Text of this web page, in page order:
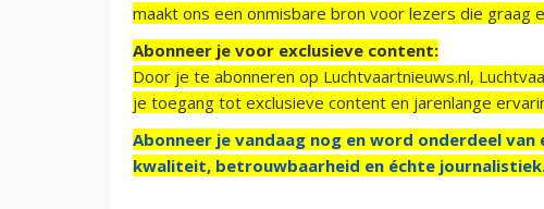
maakt ons een onmisbare bron voor lezers die graag
Abonneer je voor exclusieve content:
Door je te abonneren op Luchtvaartnieuws.nl,
je toegang tot exclusieve content en jarenlange
Abonneer je vandaag nog en word onderdeel
kwaliteit, betrouwbaarheid en échte